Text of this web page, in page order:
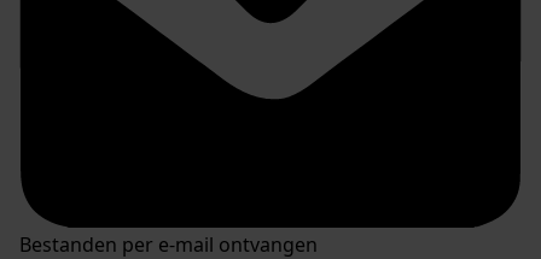
Bestanden per e-mail ontvangen